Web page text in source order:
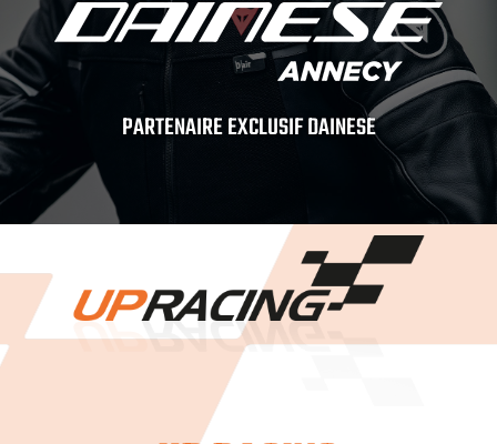
PARTENAIRE EXCLUSIF DAINESE